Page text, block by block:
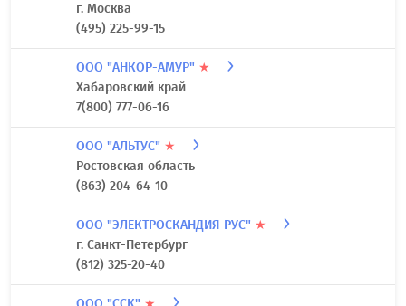
г. Москва
(495) 225-99-15
ООО "АНКОР-АМУР" ★
Хабаровский край
7(800) 777-06-16
ООО "АЛЬТУС" ★
Ростовская область
(863) 204-64-10
ООО "ЭЛЕКТРОСКАНДИЯ РУС" ★
г. Санкт-Петербург
(812) 325-20-40